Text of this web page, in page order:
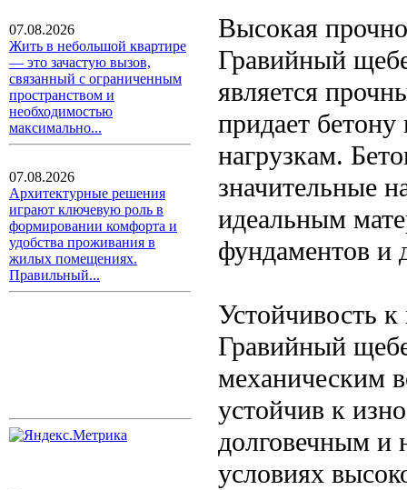
07.08.2026
Жить в небольшой квартире
— это зачастую вызов,
связанный с ограниченным
пространством и
необходимостью
максимально...
07.08.2026
Архитектурные решения
играют ключевую роль в
формировании комфорта и
удобства проживания в
жилых помещениях.
Правильный...
Высокая
Гравийный
является
придает
нагрузкам.
значительные
идеальным
фундаментов и
Устойчивость
Гравийный
механическим
устойчив к
долговечным и
условиях